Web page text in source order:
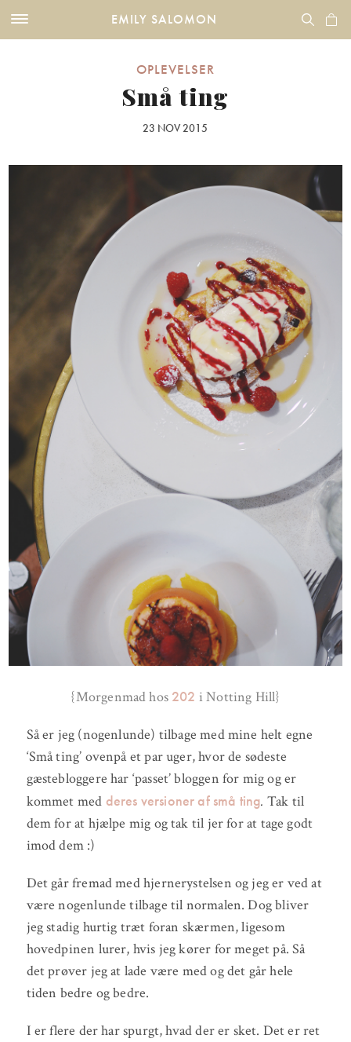
EMILY SALOMON
OPLEVELSER
Små ting
23 NOV 2015
{Morgenmad hos 202 i Notting Hill}
Så er jeg (nogenlunde) tilbage med mine helt egne
‘Små ting’ ovenpå et par uger, hvor de sødeste
gæstebloggere har ‘passet’ bloggen for mig og er
kommet med deres versioner af små ting. Tak til
dem for at hjælpe mig og tak til jer for at tage godt
imod dem :)
Det går fremad med hjernerystelsen og jeg er ved at
være nogenlunde tilbage til normalen. Dog bliver
jeg stadig hurtig træt foran skærmen, ligesom
hovedpinen lurer, hvis jeg kører for meget på. Så
det prøver jeg at lade være med og det går hele
tiden bedre og bedre.
I er flere der har spurgt, hvad der er sket. Det er ret